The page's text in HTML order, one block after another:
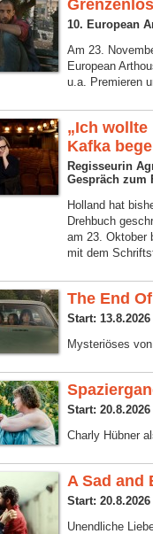
Grenzenlos
10. European
Am 23.
European
u.a. Premieren
„Ich wollte
Kafka
Regisseurin
Gespräch zum
Holland hat
Drehbuch
am 23. Oktober
mit dem
The End
Start: 13.8.2026
Mysteriöses
Start: 20.8.2026
Charly Hübner
A Sad and
Start: 20.8.2026
Unendliche